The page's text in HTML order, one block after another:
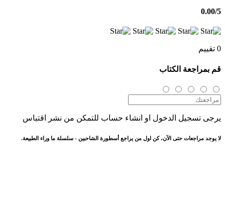
0.00/5
0 تقييم
قم بمراجعة الكتاب
يرجى تسجيل الدخول او انشاء حساب للتمكن من نشر اقتباس
لا يوجد مراجعات حتى الآن، كن اول من يراجع أسطورة الشاحبين - سلسلة ما وراء الطبيعة.